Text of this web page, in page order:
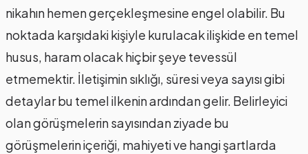
nikahın hemen gerçekleşmesine engel olabilir. Bu
noktada karşıdaki kişiyle kurulacak ilişkide en temel
husus, haram olacak hiçbir şeye tevessül
etmemektir. İletişimin sıklığı, süresi veya sayısı gibi
detaylar bu temel ilkenin ardından gelir. Belirleyici
olan görüşmelerin sayısından ziyade bu
görüşmelerin içeriği, mahiyeti ve hangi şartlarda